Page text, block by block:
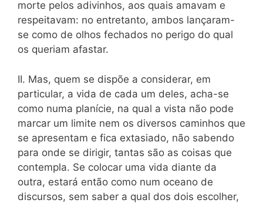
morte pelos adivinhos, aos quais amavam e
respeitavam: no entretanto, ambos lançaram-
se como de olhos fechados no perigo do qual
os queriam afastar.
II. Mas, quem se dispõe a considerar, em
particular, a vida de cada um deles, acha-se
como numa planície, na qual a vista não pode
marcar um limite nem os diversos caminhos que
se apresentam e fica extasiado, não sabendo
para onde se dirigir, tantas são as coisas que
contempla. Se colocar uma vida diante da
outra, estará então como num oceano de
discursos, sem saber a qual dos dois escolher,